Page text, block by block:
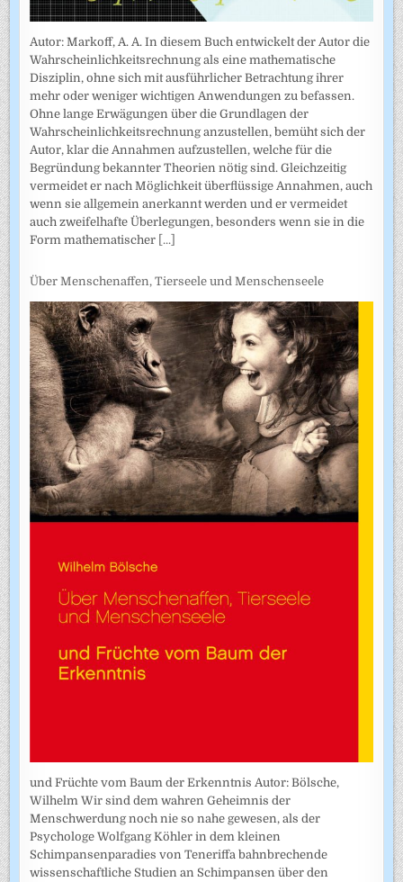
Autor: Markoff, A. A. In diesem Buch entwickelt der Autor die
Wahrscheinlichkeitsrechnung als eine mathematische
Disziplin, ohne sich mit ausführlicher Betrachtung ihrer
mehr oder weniger wichtigen Anwendungen zu befassen.
Ohne lange Erwägungen über die Grundlagen der
Wahrscheinlich­keitsrechnung anzustellen, bemüht sich der
Autor, klar die Annahmen auf­zustellen, welche für die
Begründung bekannter Theorien nötig sind. Gleichzeitig
vermeidet er nach Möglichkeit überflüssige Annahmen, auch
wenn sie allgemein anerkannt werden und er vermeidet
auch zweifel­hafte Überlegungen, besonders wenn sie in die
Form mathematischer [...]
Über Menschenaffen, Tierseele und Menschenseele
und Früchte vom Baum der Erkenntnis Autor: Bölsche,
Wilhelm Wir sind dem wahren Geheimnis der
Menschwerdung noch nie so nahe gewesen, als der
Psychologe Wolfgang Köhler in dem kleinen
Schimpansenparadies von Teneriffa bahnbrechende
wissenschaftliche Studien an Schimpansen über den